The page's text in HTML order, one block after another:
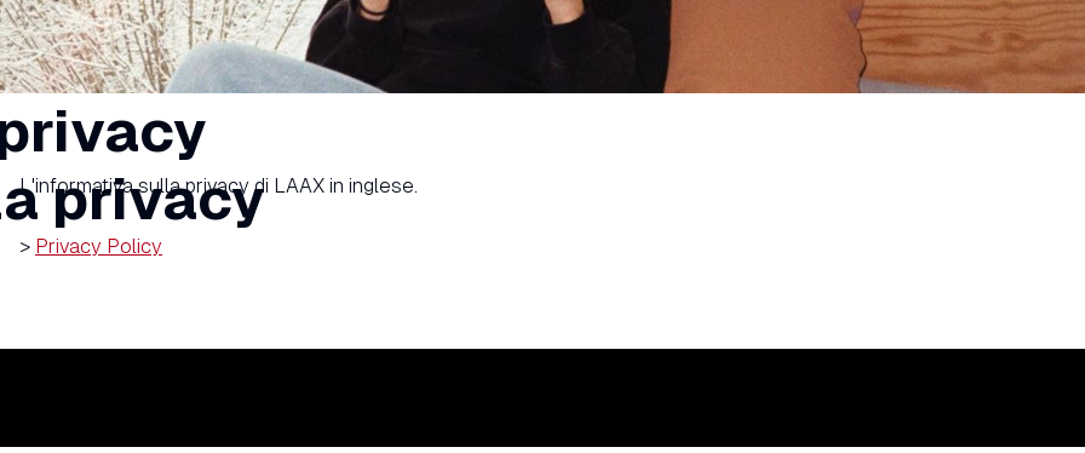
privacy
L'informativa sulla privacy di LAAX in inglese.
> Privacy Policy